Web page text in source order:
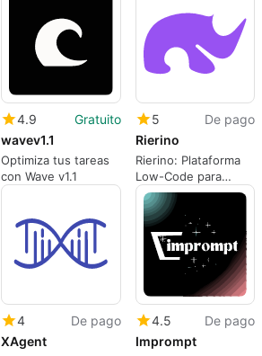
4.9
Gratuito
wavev1.1
Optimiza tus tareas
con Wave v1.1
5
De pago
Rierino
Rierino: Plataforma
Low-Code para
Transformación
Digital
4
De pago
XAgent
4.5
De pago
Imprompt